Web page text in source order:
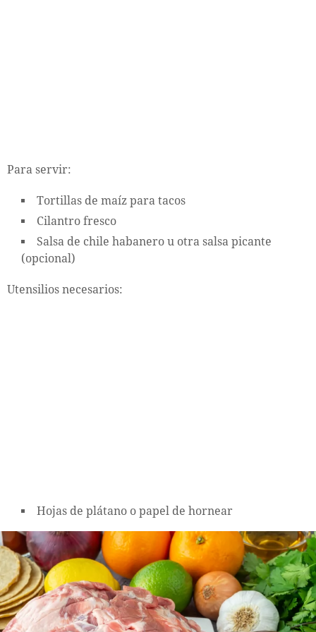
Para servir:
Tortillas de maíz para tacos
Cilantro fresco
Salsa de chile habanero u otra salsa picante
(opcional)
Utensilios necesarios:
Hojas de plátano o papel de hornear